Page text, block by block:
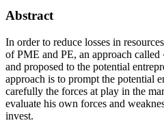
Abstract
In order to reduce losses in
of PME and PE, an approach called
and proposed to the potential
approach is to prompt the potential
carefully the forces at play in the
evaluate his own forces and
invest.